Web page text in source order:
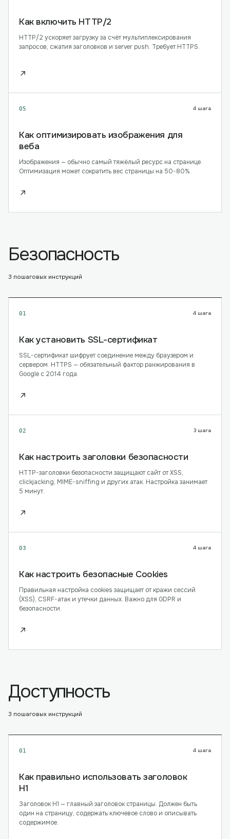
Как включить HTTP/2
HTTP/2 ускоряет загрузку за счёт мультиплексирования
запросов, сжатия заголовков и server push. Требует HTTPS.
↗
05 4 шага
Как оптимизировать изображения для
веба
Изображения — обычно самый тяжёлый ресурс на странице.
Оптимизация может сократить вес страницы на 50-80%.
↗
Безопасность
3 пошаговых инструкций
01 4 шага
Как установить SSL-сертификат
SSL-сертификат шифрует соединение между браузером и
сервером. HTTPS — обязательный фактор ранжирования в
Google с 2014 года.
↗
02 3 шага
Как настроить заголовки безопасности
HTTP-заголовки безопасности защищают сайт от XSS,
clickjacking, MIME-sniffing и других атак. Настройка занимает
5 минут.
↗
03 4 шага
Как настроить безопасные Cookies
Правильная настройка cookies защищает от кражи сессий
(XSS), CSRF-атак и утечки данных. Важно для GDPR и
безопасности.
↗
Доступность
3 пошаговых инструкций
01 4 шага
Как правильно использовать заголовок
H1
Заголовок H1 — главный заголовок страницы. Должен быть
один на страницу, содержать ключевое слово и описывать
содержимое.